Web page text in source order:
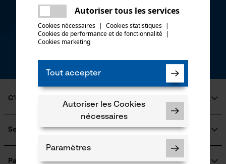
* Champs obligatoires
*** Valable à partir d'un montant de 100,- €
C'est KOX
Engagement social
KOX Harvester
Inscription à la newsletter
Service
Questions fréquemment posées
KOX Catalogue
Paiement
Autoriser tous les services
Cookies nécessaires | Cookies statistiques |
Cookies de performance et de fonctionnalité |
Cookies marketing
Tout accepter
Autoriser les Cookies
nécessaires
Paramètres
Une erreur s'est produite. Veuillez
essayer encore.
partager
mail